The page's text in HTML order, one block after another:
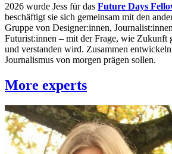
2026 wurde Jess für das Future Days
beschäftigt sie sich gemeinsam mit den
Gruppe von Designer:innen,
Futurist:innen – mit der Frage, wie Zukunft
und verstanden wird. Zusammen
Journalismus von morgen prägen sollen.
More experts